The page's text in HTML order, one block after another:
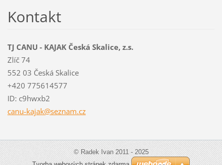
Kontakt
TJ CANU - KAJAK Česká Skalice, z.s.
Zlíč 74
552 03 Česká Skalice
+420 775614577
ID: c9hwxb2
canu-kajak@seznam.cz
© Radek Ivan 2011 - 2025